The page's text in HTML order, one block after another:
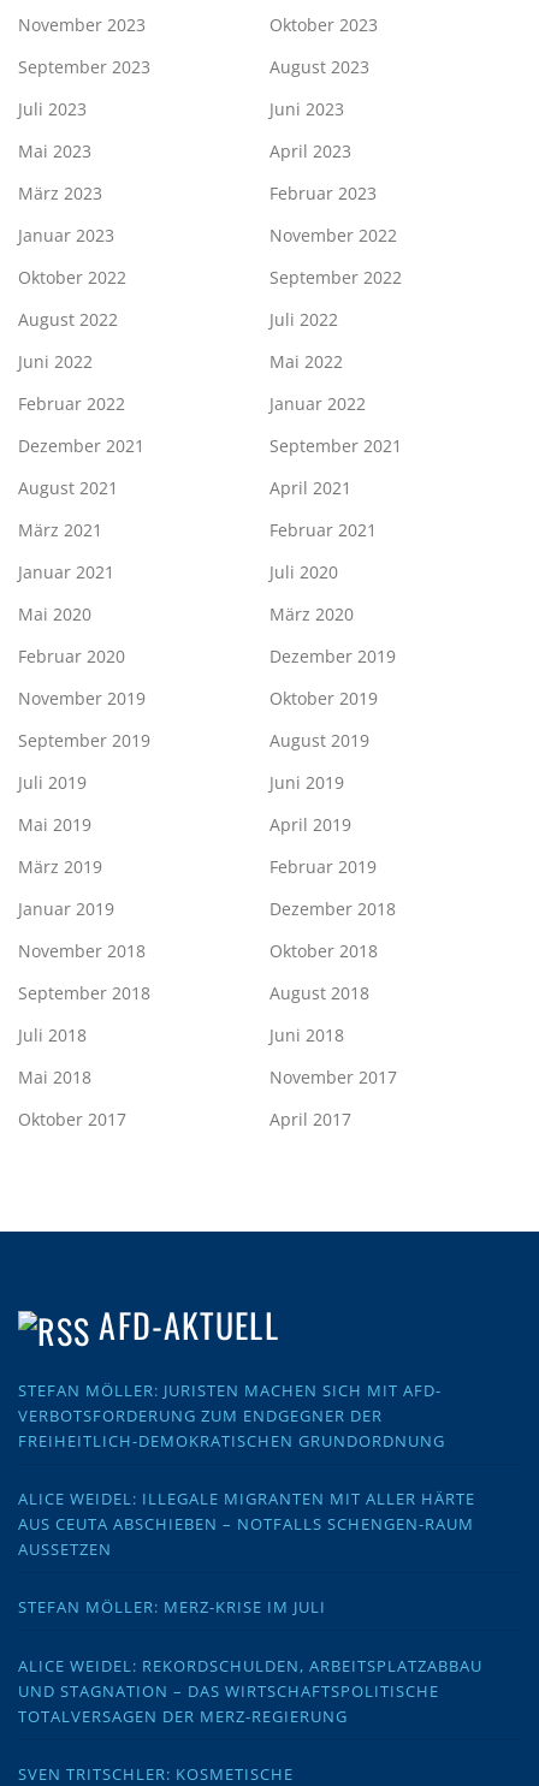
November 2023
Oktober 2023
September 2023
August 2023
Juli 2023
Juni 2023
Mai 2023
April 2023
März 2023
Februar 2023
Januar 2023
November 2022
Oktober 2022
September 2022
August 2022
Juli 2022
Juni 2022
Mai 2022
Februar 2022
Januar 2022
Dezember 2021
September 2021
August 2021
April 2021
März 2021
Februar 2021
Januar 2021
Juli 2020
Mai 2020
März 2020
Februar 2020
Dezember 2019
November 2019
Oktober 2019
September 2019
August 2019
Juli 2019
Juni 2019
Mai 2019
April 2019
März 2019
Februar 2019
Januar 2019
Dezember 2018
November 2018
Oktober 2018
September 2018
August 2018
Juli 2018
Juni 2018
Mai 2018
November 2017
Oktober 2017
April 2017
AFD-AKTUELL
STEFAN MÖLLER: JURISTEN MACHEN SICH MIT AFD-
VERBOTSFORDERUNG ZUM ENDGEGNER DER
FREIHEITLICH-DEMOKRATISCHEN GRUNDORDNUNG
ALICE WEIDEL: ILLEGALE MIGRANTEN MIT ALLER HÄRTE
AUS CEUTA ABSCHIEBEN – NOTFALLS SCHENGEN-RAUM
AUSSETZEN
STEFAN MÖLLER: MERZ-KRISE IM JULI
ALICE WEIDEL: REKORDSCHULDEN, ARBEITSPLATZABBAU
UND STAGNATION – DAS WIRTSCHAFTSPOLITISCHE
TOTALVERSAGEN DER MERZ-REGIERUNG
SVEN TRITSCHLER: KOSMETISCHE